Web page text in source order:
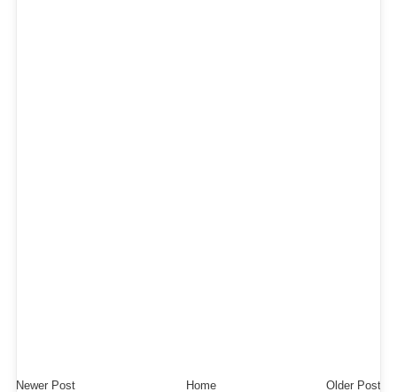
Newer Post Older Post
Home